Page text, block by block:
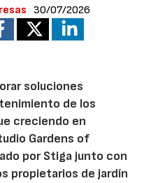
30/07/2026
soluciones
de los
creciendo en
Gardens of
por Stiga junto con
propietarios de jardín